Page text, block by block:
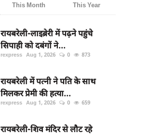
This Month This Year
रायबरेली-लाइब्रेरी में पढ़ने पहुंचे
सिपाही को दबंगों ने...
rexpress Aug 1, 2026 0 873
रायबरेली में पत्नी ने पति के साथ
मिलकर प्रेमी की हत्या...
rexpress Aug 1, 2026 0 659
रायबरेली-शिव मंदिर से लौट रहे